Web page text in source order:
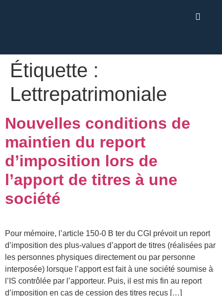
Étiquette :
Lettrepatrimoniale
Nouvelles conditions de
maintien du report
d’imposition lors de
l’apport de titres à une
société
Pour mémoire, l’article 150-0 B ter du CGI prévoit un report
d’imposition des plus-values d’apport de titres (réalisées par
les personnes physiques directement ou par personne
interposée) lorsque l’apport est fait à une société soumise à
l’IS contrôlée par l’apporteur. Puis, il est mis fin au report
d’imposition en cas de cession des titres reçus […]